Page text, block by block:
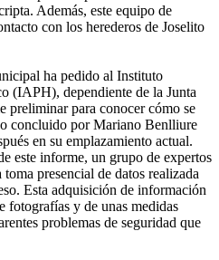
Además, este equipo de
con los herederos de Joselito
ha pedido al Instituto
(IAPH), dependiente de la Junta
preliminar para conocer cómo se
concluido por Mariano Benlliure
en su emplazamiento actual.
este informe, un grupo de expertos
presencial de datos realizada
Esta adquisición de información
fotografías y de unas medidas
problemas de seguridad que